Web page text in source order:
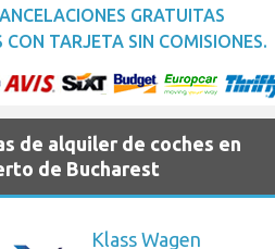
GRATUITAS
CON TARJETA SIN COMISIONES.
de alquiler de coches en
de Bucharest
Klass Wagen